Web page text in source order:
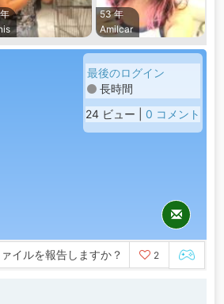
53 年
Amilcar
最後のログイン
長時間
24 ビュー | 0 コメント
イルを報告しますか？ 2